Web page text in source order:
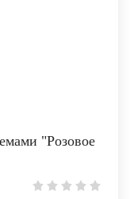
"Розовое